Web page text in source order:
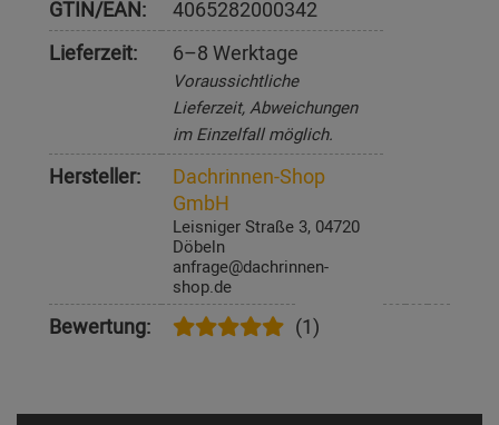
GTIN/EAN:
4065282000342
Lieferzeit:
6–8 Werktage
Voraussichtliche
Lieferzeit, Abweichungen
im Einzelfall möglich.
Hersteller:
Dachrinnen-Shop
GmbH
Leisniger Straße 3, 04720
Döbeln
anfrage@dachrinnen-
shop.de
Bewertung: (1)